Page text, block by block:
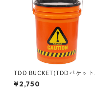
TDD BUCKET(TDDバケット)
5ガロンバケツ [CAUTION] フ
タ付き 05GLTDD-CAU
¥2,750